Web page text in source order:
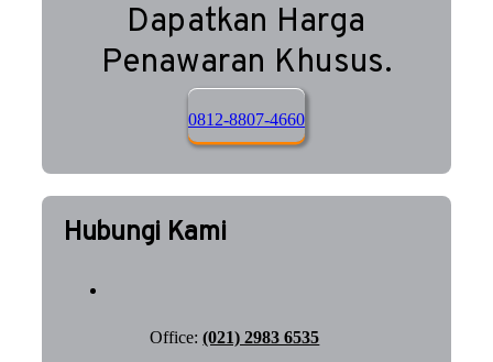
Dapatkan Harga
Penawaran Khusus.
0812-8807-4660
Hubungi Kami
Office:(021) 2983 6535